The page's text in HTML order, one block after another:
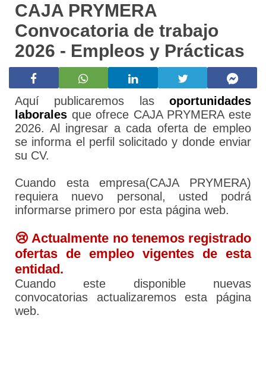
CAJA PRYMERA
Convocatoria de trabajo
2026 - Empleos y Prácticas
Aquí publicaremos las oportunidades
laborales que ofrece CAJA PRYMERA este
2026. Al ingresar a cada oferta de empleo
se informa el perfil solicitado y donde enviar
su CV.
Cuando esta empresa(CAJA PRYMERA)
requiera nuevo personal, usted podrá
informarse primero por esta página web.
😢 Actualmente no tenemos registrado
ofertas de empleo vigentes de esta
entidad.
Cuando este disponible nuevas
convocatorias actualizaremos esta página
web.